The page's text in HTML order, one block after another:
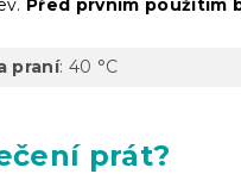
Před prvním použitím
praní: 40 °C
prát?